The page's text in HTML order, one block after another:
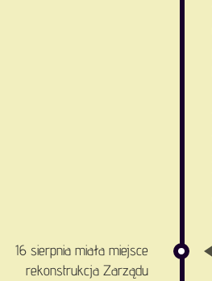
16 sierpnia miała miejsce
rekonstrukcja Zarządu